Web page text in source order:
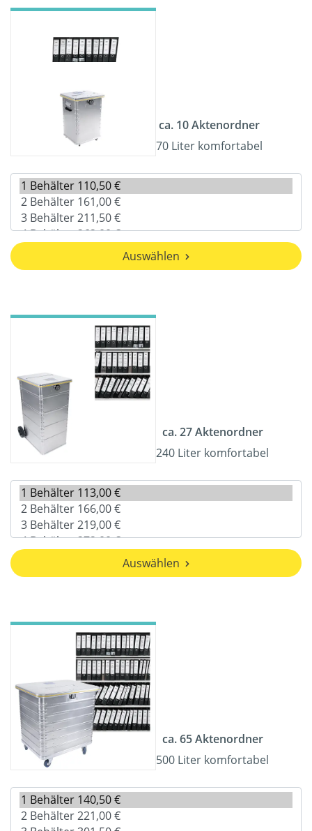
ca. 10 Aktenordner
70 Liter komfortabel
Auswählen
ca. 27 Aktenordner
240 Liter komfortabel
Auswählen
ca. 65 Aktenordner
500 Liter komfortabel